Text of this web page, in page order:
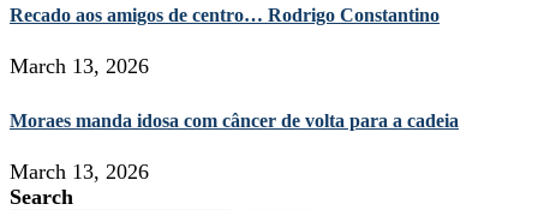
Recado aos amigos de centro… Rodrigo Constantino
March 13, 2026
Moraes manda idosa com câncer de volta para a cadeia
March 13, 2026
Search